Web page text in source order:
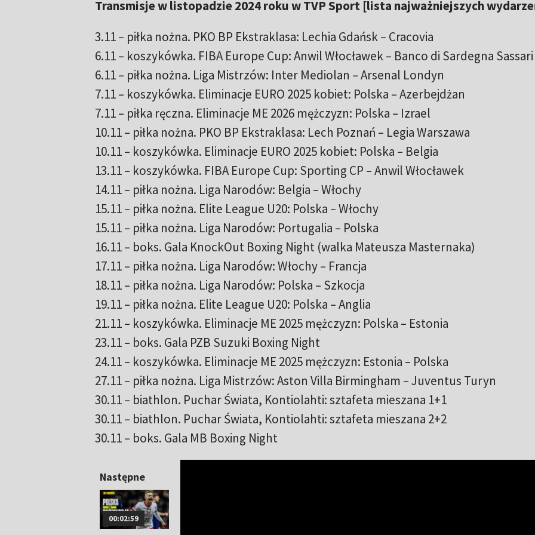
Transmisje w listopadzie 2024 roku w TVP Sport [lista najważniejszych
3.11 – piłka nożna. PKO BP Ekstraklasa: Lechia Gdańsk – Cracovia
6.11 – koszykówka. FIBA Europe Cup: Anwil Włocławek – Banco di Sardegna Sassari
6.11 – piłka nożna. Liga Mistrzów: Inter Mediolan – Arsenal Londyn
7.11 – koszykówka. Eliminacje EURO 2025 kobiet: Polska – Azerbejdżan
7.11 – piłka ręczna. Eliminacje ME 2026 mężczyzn: Polska – Izrael
10.11 – piłka nożna. PKO BP Ekstraklasa: Lech Poznań – Legia Warszawa
10.11 – koszykówka. Eliminacje EURO 2025 kobiet: Polska – Belgia
13.11 – koszykówka. FIBA Europe Cup: Sporting CP – Anwil Włocławek
14.11 – piłka nożna. Liga Narodów: Belgia – Włochy
15.11 – piłka nożna. Elite League U20: Polska – Włochy
15.11 – piłka nożna. Liga Narodów: Portugalia – Polska
16.11 – boks. Gala KnockOut Boxing Night (walka Mateusza Masternaka)
17.11 – piłka nożna. Liga Narodów: Włochy – Francja
18.11 – piłka nożna. Liga Narodów: Polska – Szkocja
19.11 – piłka nożna. Elite League U20: Polska – Anglia
21.11 – koszykówka. Eliminacje ME 2025 mężczyzn: Polska – Estonia
23.11 – boks. Gala PZB Suzuki Boxing Night
24.11 – koszykówka. Eliminacje ME 2025 mężczyzn: Estonia – Polska
27.11 – piłka nożna. Liga Mistrzów: Aston Villa Birmingham – Juventus Turyn
30.11 – biathlon. Puchar Świata, Kontiolahti: sztafeta mieszana 1+1
30.11 – biathlon. Puchar Świata, Kontiolahti: sztafeta mieszana 2+2
30.11 – boks. Gala MB Boxing Night
Następne
00:02:59